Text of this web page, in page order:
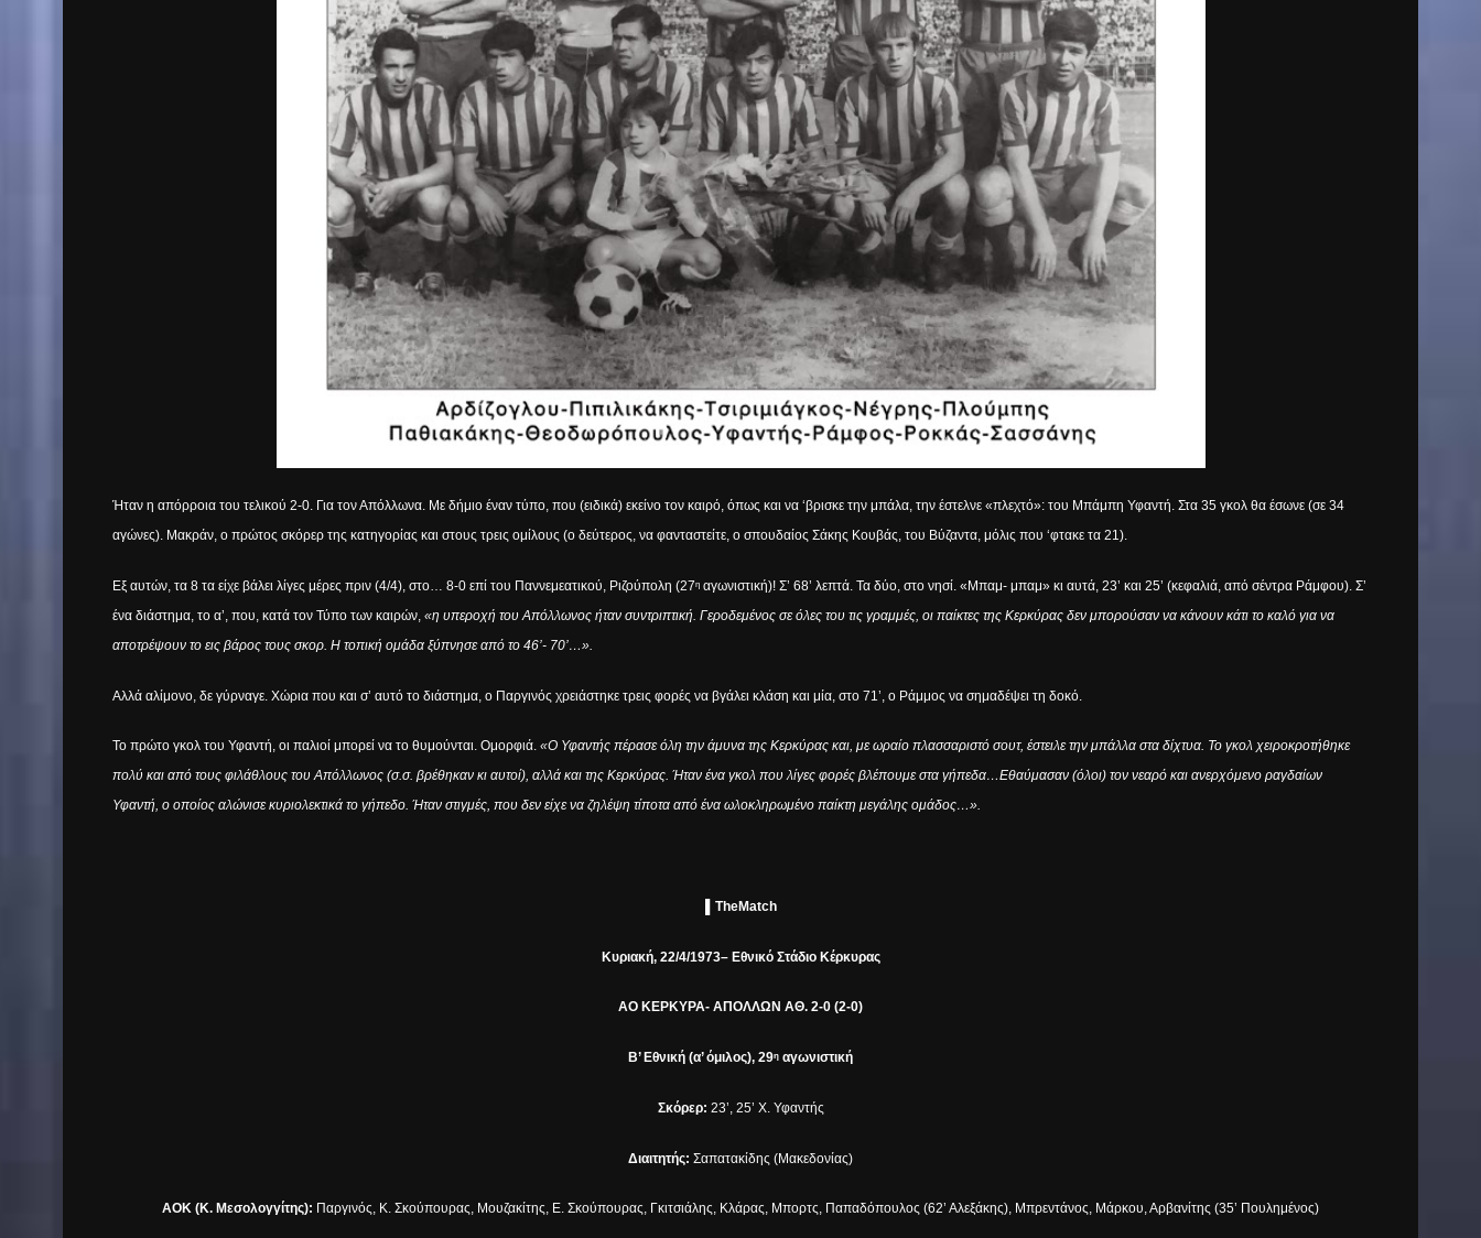
Ήταν η απόρροια του τελικού 2-0. Για τον Απόλλωνα. Με δήμιο έναν τύπο, που (ειδικά) εκείνο τον καιρό, όπως και να ‘βρισκε την μπάλα, την έστελνε «πλεχτό»: του Μπάμπη Υφαντή. Στα 35 γκολ θα έσωνε (σε 34
αγώνες). Μακράν, ο πρώτος σκόρερ της κατηγορίας και στους τρεις ομίλους (ο δεύτερος, να φανταστείτε, ο σπουδαίος Σάκης Κουβάς, του Βύζαντα, μόλις που ‘φτακε τα 21).
Εξ αυτών, τα 8 τα είχε βάλει λίγες μέρες πριν (4/4), στο… 8-0 επί του Παννεμεατικού, Ριζούπολη (27η αγωνιστική)! Σ’ 68’ λεπτά. Τα δύο, στο νησί. «Μπαμ- μπαμ» κι αυτά, 23’ και 25’ (κεφαλιά, από σέντρα Ράμφου). Σ’
ένα διάστημα, το α’, που, κατά τον Τύπο των καιρών, «η υπεροχή του Απόλλωνος ήταν συντριπτική. Γεροδεμένος σε όλες του τις γραμμές, οι παίκτες της Κερκύρας δεν μπορούσαν να κάνουν κάτι το καλό για να
αποτρέψουν το εις βάρος τους σκορ. Η τοπική ομάδα ξύπνησε από το 46’- 70’…».
Αλλά αλίμονο, δε γύρναγε. Χώρια που και σ’ αυτό το διάστημα, ο Παργινός χρειάστηκε τρεις φορές να βγάλει κλάση και μία, στο 71’, ο Ράμμος να σημαδέψει τη δοκό.
Το πρώτο γκολ του Υφαντή, οι παλιοί μπορεί να το θυμούνται. Ομορφιά. «Ο Υφαντής πέρασε όλη την άμυνα της Κερκύρας και, με ωραίο πλασσαριστό σουτ, έστειλε την μπάλλα στα δίχτυα. Το γκολ χειροκροτήθηκε
πολύ και από τους φιλάθλους του Απόλλωνος (σ.σ. βρέθηκαν κι αυτοί), αλλά και της Κερκύρας. Ήταν ένα γκολ που λίγες φορές βλέπουμε στα γήπεδα…Εθαύμασαν (όλοι) τον νεαρό και ανερχόμενο ραγδαίων
Υφαντή, ο οποίος αλώνισε κυριολεκτικά το γήπεδο. Ήταν στιγμές, που δεν είχε να ζηλέψη τίποτα από ένα ωλοκληρωμένο παίκτη μεγάλης ομάδος…».
TheMatch
Kυριακή, 22/4/1973– Εθνικό Στάδιο Κέρκυρας
ΑΟ ΚΕΡΚΥΡΑ- ΑΠΟΛΛΩΝ ΑΘ. 2-0 (2-0)
Β’ Εθνική (α’ όμιλος), 29η αγωνιστική
Σκόρερ: 23’, 25’ Χ. Υφαντής
Διαιτητής: Σαπατακίδης (Μακεδονίας)
ΑΟΚ (Κ. Μεσολογγίτης): Παργινός, Κ. Σκούπουρας, Μουζακίτης, Ε. Σκούπουρας, Γκιτσιάλης, Κλάρας, Μπορτς, Παπαδόπουλος (62’ Αλεξάκης), Μπρεντάνος, Μάρκου, Αρβανίτης (35’ Πουλημένος)